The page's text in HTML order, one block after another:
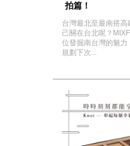
拍篇！
台灣最北至最南搭
己關在台北呢？
位發掘南台灣的魅
規劃下次...